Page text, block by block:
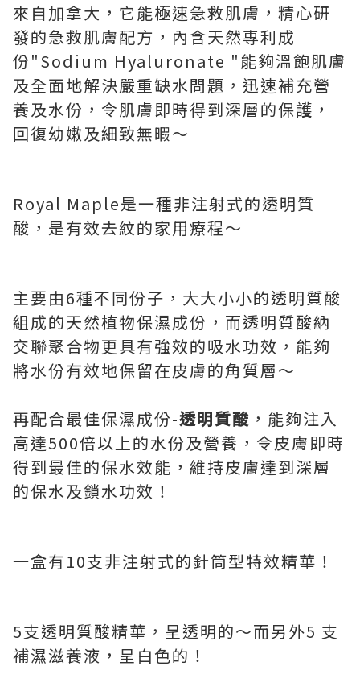
來自加拿大，它能極速急救肌膚，精心研
發的急救肌膚配方，內含天然專利成
份"Sodium Hyaluronate "能夠溫飽肌膚
及全面地解決嚴重缺水問題，迅速補充營
養及水份，令肌膚即時得到深層的保護，
回復幼嫩及細致無暇～
Royal Maple是一種非注射式的透明質
酸，是有效去紋的家用療程～
主要由6種不同份子，大大小小的透明質酸
組成的天然植物保濕成份，而透明質酸納
交聯聚合物更具有強效的吸水功效，能夠
將水份有效地保留在皮膚的角質層～
再配合最佳保濕成份-透明質酸 ，能夠注入
高達500倍以上的水份及營養，令皮膚即時
得到最佳的保水效能，維持皮膚達到深層
的保水及鎖水功效！
一盒有10支非注射式的針筒型特效精華！
5支透明質酸精華，呈透明的～而另外5 支
補濕滋養液，呈白色的！